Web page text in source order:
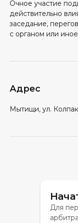
Очное участие
действительно
заседание,
с органом или
Адрес
Мытищи, ул.
Для